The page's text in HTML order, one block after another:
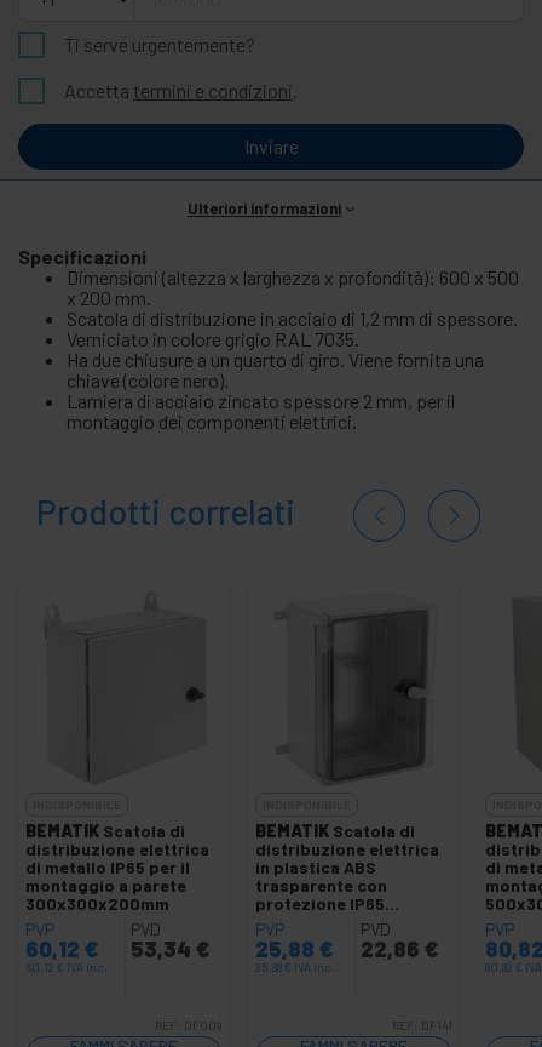
Ti serve urgentemente?
Accetta termini e condizioni.
Inviare
Ulteriori informazioni
Specificazioni
Dimensioni (altezza x larghezza x profondità): 600 x 500
x 200 mm.
Scatola di distribuzione in acciaio di 1,2 mm di spessore.
Verniciato in colore grigio RAL 7035.
Ha due chiusure a un quarto di giro. Viene fornita una
chiave (colore nero).
Lamiera di acciaio zincato spessore 2 mm, per il
montaggio dei componenti elettrici.
Prodotti correlati
BEMATIK Scatola di
distribuzione elettrica
di metallo IP65 per il
montaggio a parete
300x300x200mm
PVP
60,12 €
60,12 € IVA inc.
PVD
53,34 €
REF: DF009
BEMATIK Scatola di
distribuzione elettrica
in plastica ABS
trasparente con
protezione IP65
210x280x130mm
PVP
25,88 €
25,88 € IVA inc.
PVD
22,86 €
REF: DF141
di
PVP
80,82 €